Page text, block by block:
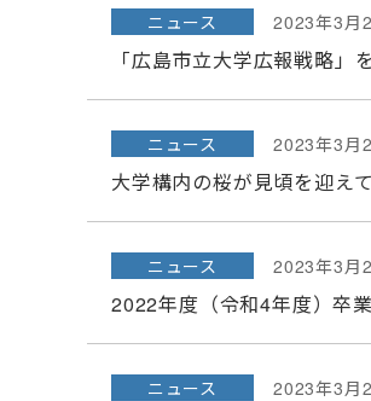
ニュース 2023年3月
「広島市立大学広報戦略」
ニュース 2023年3月
大学構内の桜が見頃を迎え
ニュース 2023年3月
2022年度（令和4年度）卒
ニュース 2023年3月